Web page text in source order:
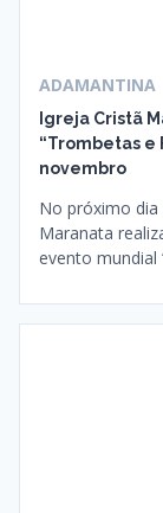
ADAMANTINA
Igreja Cristã
“Trombetas e
novembro
No próximo dia
Maranata
evento mundial